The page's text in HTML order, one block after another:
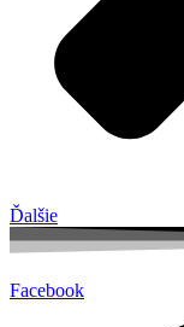
Ďalšie
Facebook